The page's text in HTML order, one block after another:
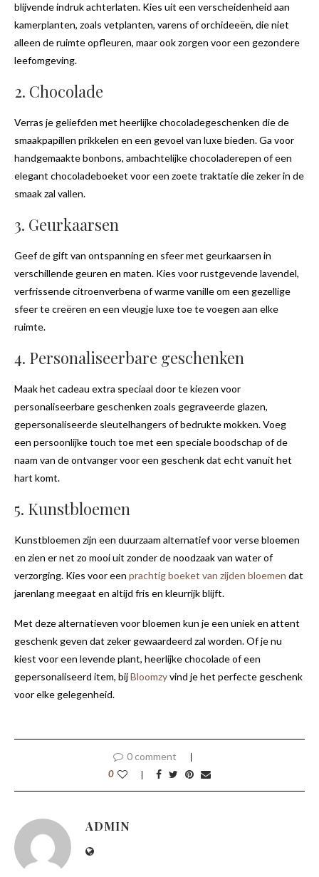
blijvende indruk achterlaten. Kies uit een verscheidenheid aan
kamerplanten, zoals vetplanten, varens of orchideeën, die niet
alleen de ruimte opfleuren, maar ook zorgen voor een gezondere
leefomgeving.
2. Chocolade
Verras je geliefden met heerlijke chocoladegeschenken die de
smaakpapillen prikkelen en een gevoel van luxe bieden. Ga voor
handgemaakte bonbons, ambachtelijke chocoladerepen of een
elegant chocoladeboeket voor een zoete traktatie die zeker in de
smaak zal vallen.
3. Geurkaarsen
Geef de gift van ontspanning en sfeer met geurkaarsen in
verschillende geuren en maten. Kies voor rustgevende lavendel,
verfrissende citroenverbena of warme vanille om een gezellige
sfeer te creëren en een vleugje luxe toe te voegen aan elke
ruimte.
4. Personaliseerbare geschenken
Maak het cadeau extra speciaal door te kiezen voor
personaliseerbare geschenken zoals gegraveerde glazen,
gepersonaliseerde sleutelhangers of bedrukte mokken. Voeg
een persoonlijke touch toe met een speciale boodschap of de
naam van de ontvanger voor een geschenk dat echt vanuit het
hart komt.
5. Kunstbloemen
Kunstbloemen zijn een duurzaam alternatief voor verse bloemen
en zien er net zo mooi uit zonder de noodzaak van water of
verzorging. Kies voor een prachtig boeket van zijden bloemen dat
jarenlang meegaat en altijd fris en kleurrijk blijft.
Met deze alternatieven voor bloemen kun je een uniek en attent
geschenk geven dat zeker gewaardeerd zal worden. Of je nu
kiest voor een levende plant, heerlijke chocolade of een
gepersonaliseerd item, bijBloomzyvind je het perfecte geschenk
voor elke gelegenheid.
0 comment
0
ADMIN